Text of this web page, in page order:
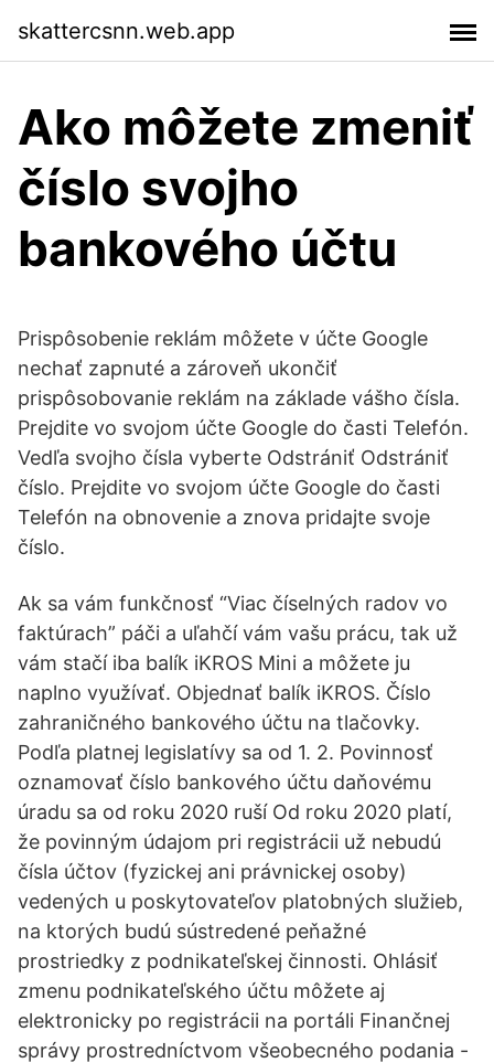
skattercsnn.web.app
Ako môžete zmeniť
číslo svojho
bankového účtu
Prispôsobenie reklám môžete v účte Google
nechať zapnuté a zároveň ukončiť
prispôsobovanie reklám na základe vášho čísla.
Prejdite vo svojom účte Google do časti Telefón.
Vedľa svojho čísla vyberte Odstrániť Odstrániť
číslo. Prejdite vo svojom účte Google do časti
Telefón na obnovenie a znova pridajte svoje
číslo.
Ak sa vám funkčnosť “Viac číselných radov vo
faktúrach” páči a uľahčí vám vašu prácu, tak už
vám stačí iba balík iKROS Mini a môžete ju
naplno využívať. Objednať balík iKROS. Číslo
zahraničného bankového účtu na tlačovky.
Podľa platnej legislatívy sa od 1. 2. Povinnosť
oznamovať číslo bankového účtu daňovému
úradu sa od roku 2020 ruší Od roku 2020 platí,
že povinným údajom pri registrácii už nebudú
čísla účtov (fyzickej ani právnickej osoby)
vedených u poskytovateľov platobných služieb,
na ktorých budú sústredené peňažné
prostriedky z podnikateľskej činnosti. Ohlásiť
zmenu podnikateľského účtu môžete aj
elektronicky po registrácii na portáli Finančnej
správy prostredníctvom všeobecného podania -